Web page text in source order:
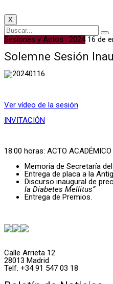
X
Sesiones y Actos · 2024 16 de
Solemne Sesión
Ver vídeo de la sesión
INVITACIÓN
18:00 horas: ACTO ACADÉMICO
Memoria de Secretaría
Entrega de placa a la
Discurso inaugural de
la Diabetes Mellitus”
Entrega de Premios.
Calle Arrieta 12
28013 Madrid
Telf. +34 91 547 03 18